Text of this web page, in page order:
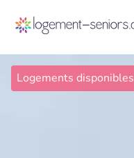
Logements disponibles